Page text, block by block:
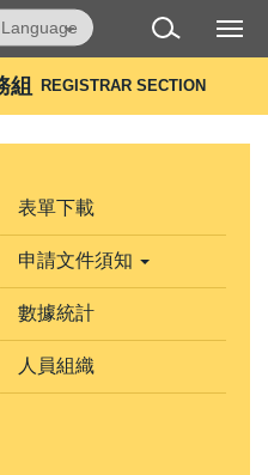
組 REGISTRAR SECTION
Translate
表單下載
申請文件須知
數據統計
人員組織